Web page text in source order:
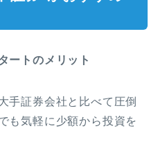
ートのメリット
手証券会社と比べて圧倒
も気軽に少額から投資を